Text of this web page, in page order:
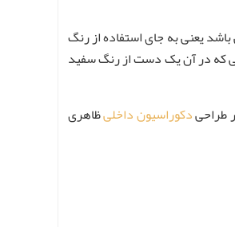
یعنی به جای استفاده از رنگ
که در آن یک دست از رنگ سفید
طراحیدکوراسیون داخلیظاهری